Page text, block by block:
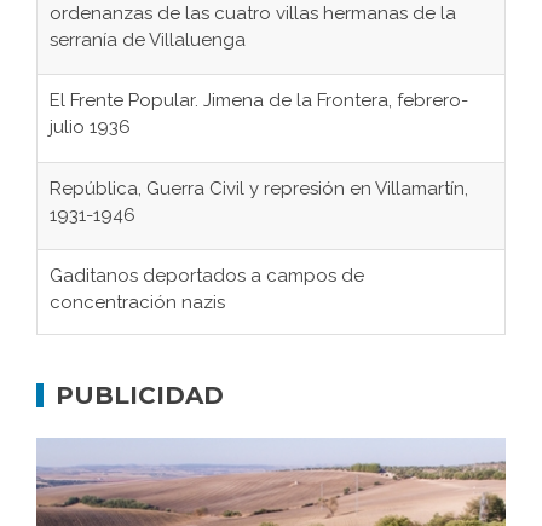
ordenanzas de las cuatro villas hermanas de la
serranía de Villaluenga
El Frente Popular. Jimena de la Frontera, febrero-
julio 1936
República, Guerra Civil y represión en Villamartín,
1931-1946
Gaditanos deportados a campos de
concentración nazis
Bornos
Juntar las letras. La alfabetización en el campo: del
PUBLICIDAD